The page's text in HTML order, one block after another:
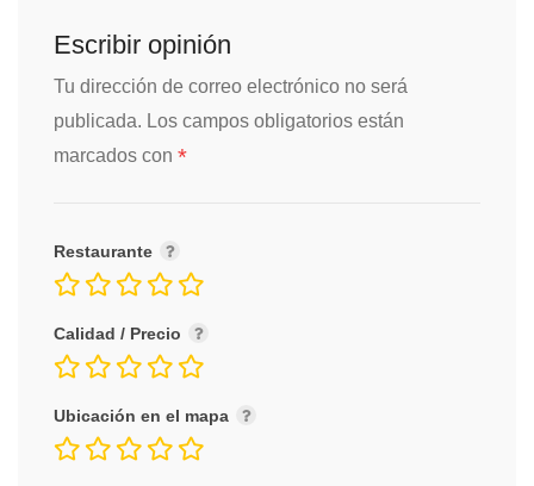
Escribir opinión
Tu dirección de correo electrónico no será
publicada. Los campos obligatorios están
marcados con *
Restaurante
Calidad / Precio
Ubicación en el mapa